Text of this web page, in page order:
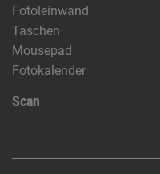
Fotoleinwand
Taschen
Mousepad
Fotokalender
Scan